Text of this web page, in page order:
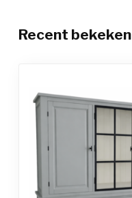
Recent bekeken